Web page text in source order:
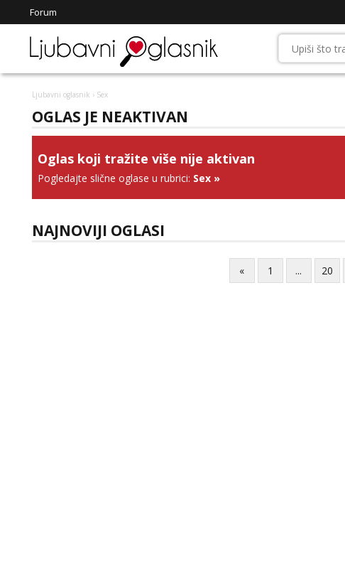
Forum
Ljubavni oglasnik › Sex
OGLAS JE NEAKTIVAN
Oglas koji tražite više nije aktivan
Pogledajte slične oglase u rubrici: Sex »
NAJNOVIJI OGLASI
« 1 ... 20